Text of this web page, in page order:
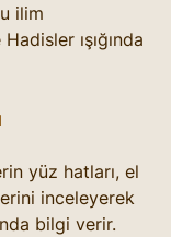
ilim
ışığında
yüz hatları, el
inceleyerek
bilgi verir.